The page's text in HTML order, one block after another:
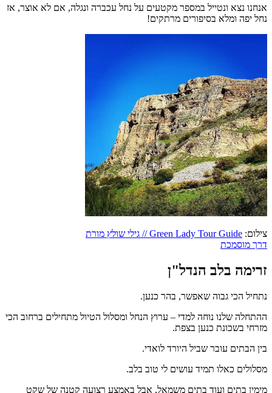
אנחנו נצא ונטייל במספר מקטעים על נחל עכברה ונגלה, אם לא אוצר, אז
נחל יפה ומלא בסיפורים מרתקים!
צילום:
Green Lady Tour Guide // גילי שולץ מורת
דרך מוסמכת
זרימה בלב הנדל"ן
נתחיל הכי גבוה שאפשר, בהר כנען.
ההתחלה שלנו נוחה למדי – ערוץ הנחל ומסלול הטיול מתחילים ברחוב הכי
מזרחי בשכונת כנען בצפת.
בין הבתים עובר שביל היורד לואדי.
מסלולים כאלו תמיד עושים לי טוב בלב.
מימין בתים ועוד בתים משמאל, אבל באמצע רצועה קטנה של שקט